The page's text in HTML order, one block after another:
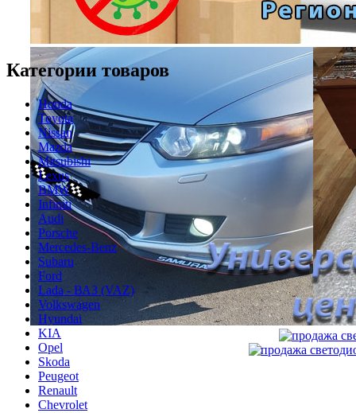
Категории товаров
Honda
Toyota
Nissan
Mazda
Mitsubishi
Lexus
BMW
Infiniti
Audi
Porsche
Mercedes-Benz
Subaru
Ford
Lada - ВАЗ (VAZ)
Volkswagen
Hyundai
KIA
Opel
Skoda
Peugeot
Renault
Chevrolet